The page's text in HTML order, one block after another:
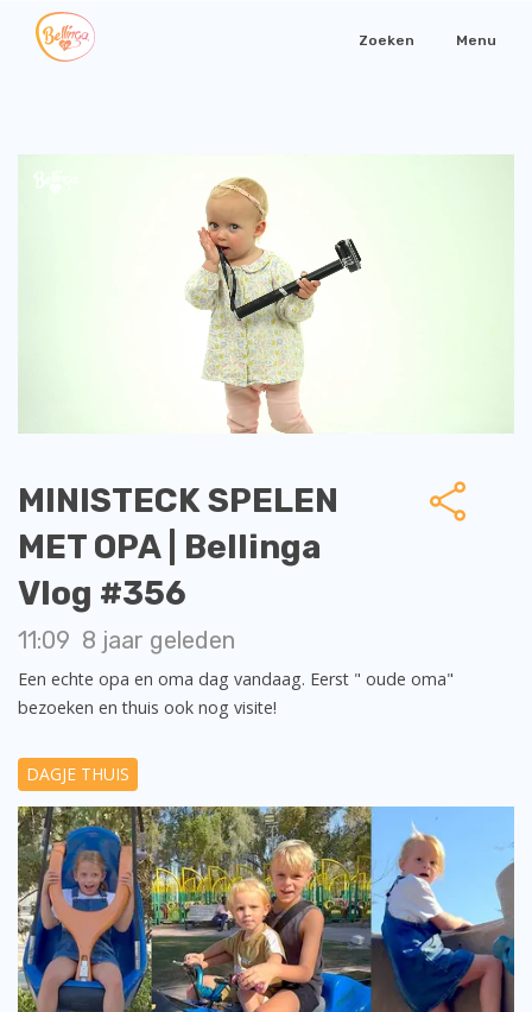
Zoeken Menu
MINISTECK SPELEN
MET OPA | Bellinga
Vlog #356
11:09 8 jaar geleden
Een echte opa en oma dag vandaag. Eerst " oude oma"
bezoeken en thuis ook nog visite!
DAGJE THUIS